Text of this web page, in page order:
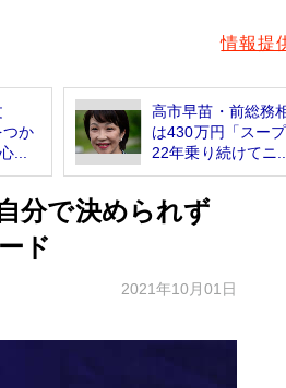
情報提
か
...
高市早苗・前総務
は430万円「スー
22年乗り続けてニ...
分で決められず
ド
2021年10月01日